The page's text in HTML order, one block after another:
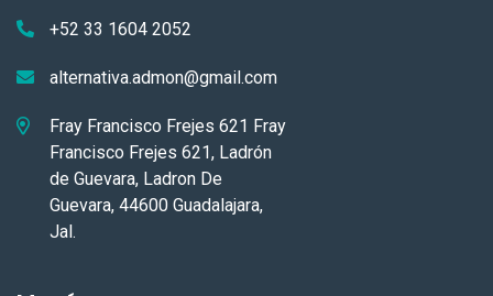
+52 33 1604 2052
alternativa.admon@gmail.com
Fray Francisco Frejes 621 Fray
Francisco Frejes 621, Ladrón
de Guevara, Ladron De
Guevara, 44600 Guadalajara,
Jal.